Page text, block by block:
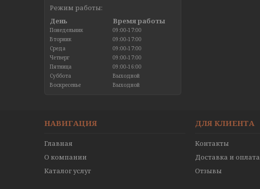
Режим работы:
День
Время работы
Понедельник
09:00-17:00
Вторник
09:00-17:00
Среда
09:00-17:00
Четверг
09:00-17:00
Пятница
09:00-16:00
Суббота
Выходной
Воскресенье
Выходной
НАВИГАЦИЯ
Главная
О компании
Каталог услуг
ДЛЯ КЛИЕНТА
Контакты
Доставка и оплата
Отзывы